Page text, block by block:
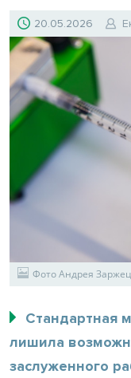
20.05.2026
Фото Андрея
Стандартная
лишила
заслуженного